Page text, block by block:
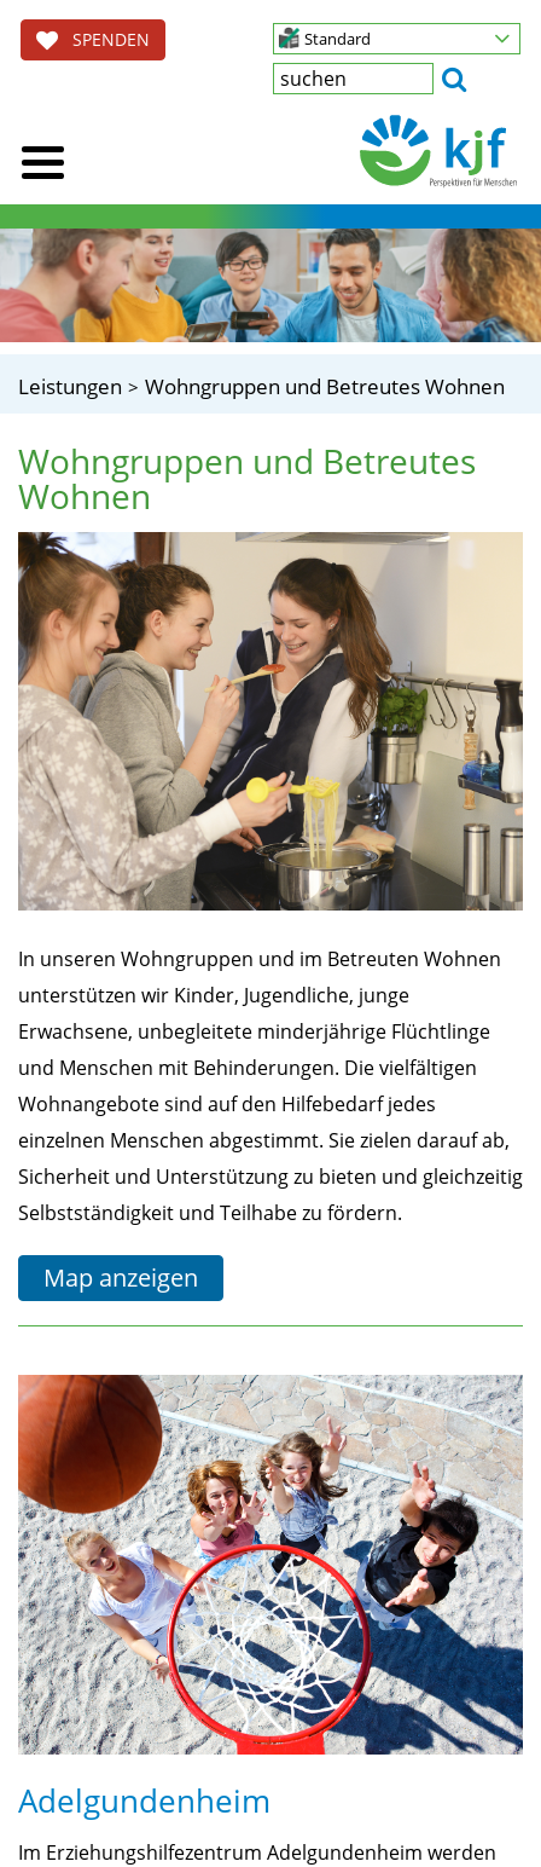
SPENDEN Standard
Leistungen Wohngruppen und Betreutes Wohnen
Wohngruppen und Betreutes
Wohnen
In unseren Wohngruppen und im Betreuten Wohnen
unterstützen wir Kinder, Jugendliche, junge
Erwachsene, unbegleitete minderjährige Flüchtlinge
und Menschen mit Behinderungen. Die vielfältigen
Wohnangebote sind auf den Hilfebedarf jedes
einzelnen Menschen abgestimmt. Sie zielen darauf ab,
Sicherheit und Unterstützung zu bieten und gleichzeitig
Selbstständigkeit und Teilhabe zu fördern.
Map anzeigen
Adelgundenheim
Im Erziehungshilfezentrum Adelgundenheim werden